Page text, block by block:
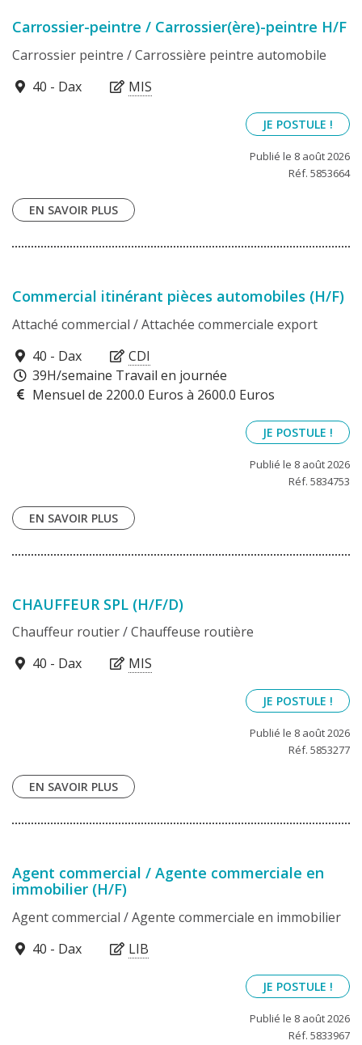
Carrossier-peintre / Carrossier(ère)-peintre H/F
Carrossier peintre / Carrossière peintre automobile
40100
40 - Dax MIS
JE POSTULE !
Publié le 8 août 2026
Réf. 5853664
EN SAVOIR PLUS
Commercial itinérant pièces automobiles (H/F)
Attaché commercial / Attachée commerciale export
40100
40 - Dax
CDI
39H/semaine Travail en journée
Mensuel de 2200.0 Euros à 2600.0 Euros
JE POSTULE !
Publié le 8 août 2026
Réf. 5834753
EN SAVOIR PLUS
CHAUFFEUR SPL (H/F/D)
Chauffeur routier / Chauffeuse routière
40100
40 - Dax MIS
JE POSTULE !
Publié le 8 août 2026
Réf. 5853277
EN SAVOIR PLUS
Agent commercial / Agente commerciale en
immobilier (H/F)
Agent commercial / Agente commerciale en immobilier
40100
40 - Dax LIB
JE POSTULE !
Publié le 8 août 2026
Réf. 5833967